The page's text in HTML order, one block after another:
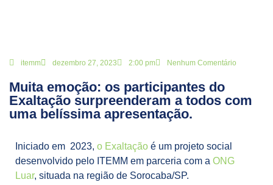
itemm dezembro 27, 2023 2:00 pm Nenhum Comentário
Muita emoção: os participantes do
Exaltação surpreenderam a todos com
uma belíssima apresentação.
Iniciado em 2023, o Exaltação é um projeto social
desenvolvido pelo ITEMM em parceria com a ONG
Luar, situada na região de Sorocaba/SP.